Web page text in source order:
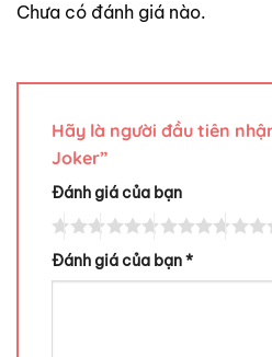
Chưa có đánh giá nào.
Hãy là người đầu tiên
Joker”
Đánh giá của bạn
Đánh giá của bạn*